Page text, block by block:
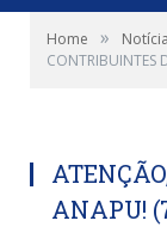
Home »
CONTRIBUINTES
ANAPU!